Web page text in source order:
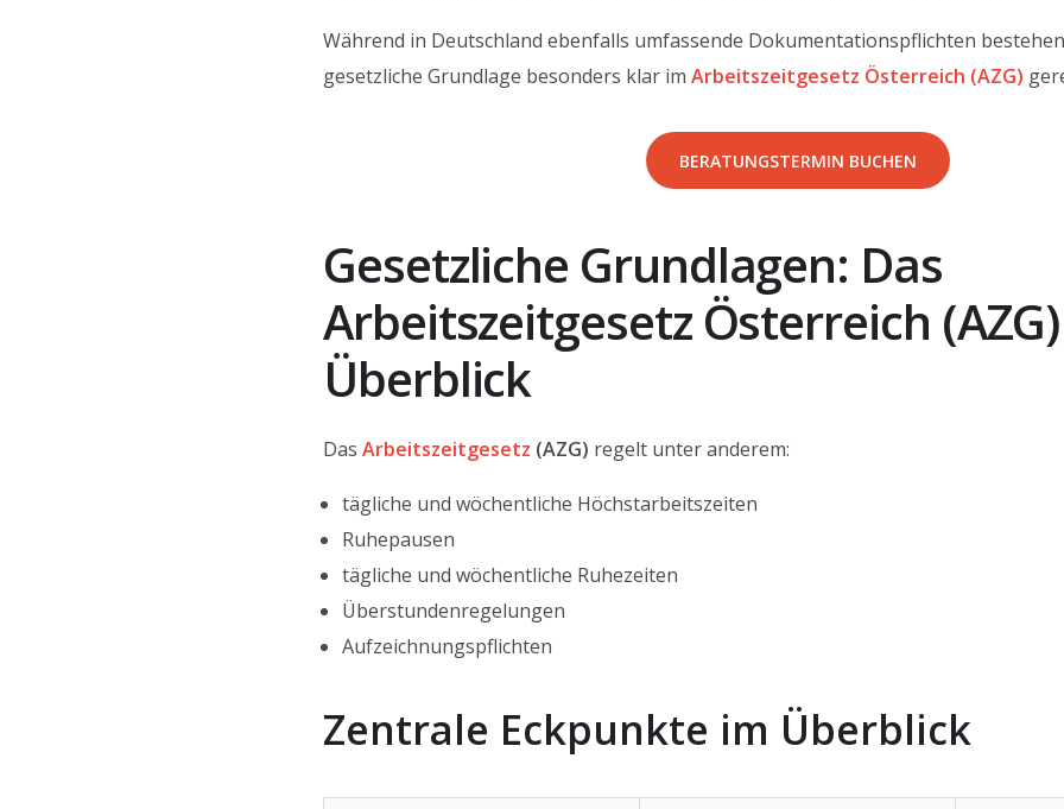
Während in Deutschland ebenfalls umfassende Dokumentationspflichten
gesetzliche Grundlage besonders klar im Arbeitszeitgesetz Österreich (AZG)
BERATUNGSTERMIN BUCHEN
Gesetzliche Grundlagen: Das
Arbeitszeitgesetz Österreich
Überblick
Das Arbeitszeitgesetz (AZG) regelt unter anderem:
tägliche und wöchentliche Höchstarbeitszeiten
Ruhepausen
tägliche und wöchentliche Ruhezeiten
Überstundenregelungen
Aufzeichnungspflichten
Zentrale Eckpunkte im Überblick